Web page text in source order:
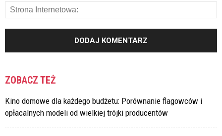
ZOBACZ TEŻ
Kino domowe dla każdego budżetu: Porównanie flagowców i
opłacalnych modeli od wielkiej trójki producentów